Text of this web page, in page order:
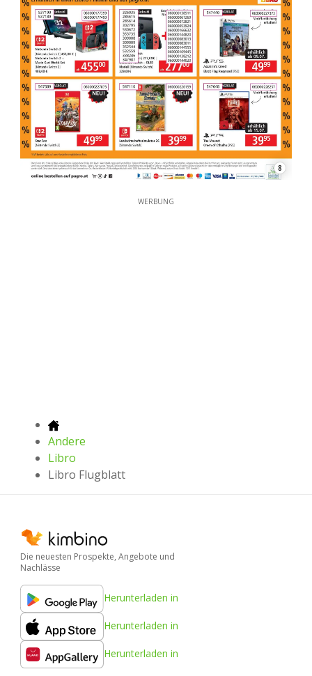
8
WERBUNG
Andere
Libro
Libro Flugblatt
Die neuesten Prospekte, Angebote und
Nachlässe
Herunterladen in
Herunterladen in
Herunterladen in